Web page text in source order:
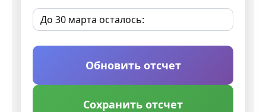
Обновить отсчет
Сохранить отсчет